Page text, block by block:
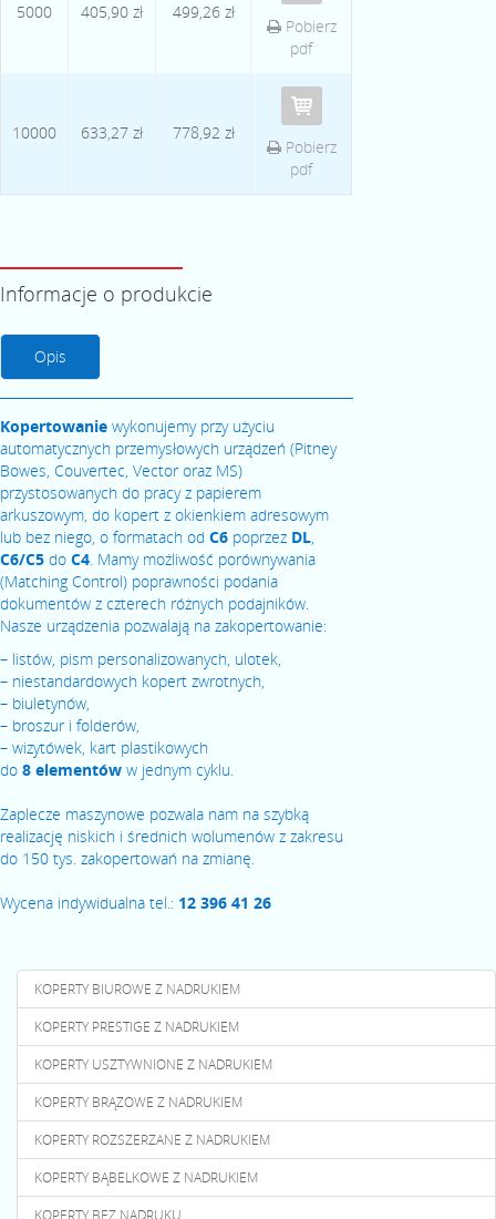
5000 405,90 zł 499,26 zł
Pobierz
pdf
10000 633,27 zł 778,92 zł
Pobierz
pdf
Informacje o produkcie
Opis
Kopertowanie wykonujemy przy użyciu
automatycznych przemysłowych urządzeń (Pitney
Bowes, Couvertec, Vector oraz MS)
przystosowanych do pracy z papierem
arkuszowym, do kopert z okienkiem adresowym
lub bez niego, o formatach od C6 poprzez DL,
C6/C5 do C4. Mamy możliwość porównywania
(Matching Control) poprawności podania
dokumentów z czterech różnych podajników.
Nasze urządzenia pozwalają na zakopertowanie:
– listów, pism personalizowanych, ulotek,
– niestandardowych kopert zwrotnych,
– biuletynów,
– broszur i folderów,
– wizytówek, kart plastikowych
do 8 elementów w jednym cyklu.
Zaplecze maszynowe pozwala nam na szybką
realizację niskich i średnich wolumenów z zakresu
do 150 tys. zakopertowań na zmianę.
Wycena indywidualna tel.: 12 396 41 26
KOPERTY BIUROWE Z NADRUKIEM
KOPERTY PRESTIGE Z NADRUKIEM
KOPERTY USZTYWNIONE Z NADRUKIEM
KOPERTY BRĄZOWE Z NADRUKIEM
KOPERTY ROZSZERZANE Z NADRUKIEM
KOPERTY BĄBELKOWE Z NADRUKIEM
KOPERTY BEZ NADRUKU